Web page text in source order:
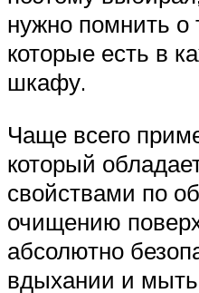
нужно помнить о
которые есть в
шкафу.
Чаще всего
который
свойствами по
очищению
абсолютно
вдыхании и